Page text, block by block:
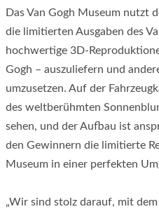
Das Van Gogh Museum nutzt
die limitierten Ausgaben des
hochwertige 3D-
Gogh – auszuliefern und
umzusetzen. Auf der
des weltberühmten
sehen, und der Aufbau ist
den Gewinnern die limitierte
Museum in einer perfekten
„Wir sind stolz darauf, mit